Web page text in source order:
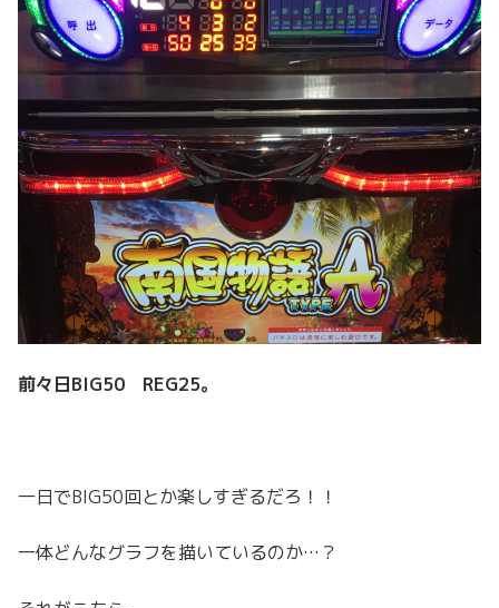
前々日BIG50 REG25。
一日でBIG50回とか楽しすぎるだろ！！
一体どんなグラフを描いているのか…？